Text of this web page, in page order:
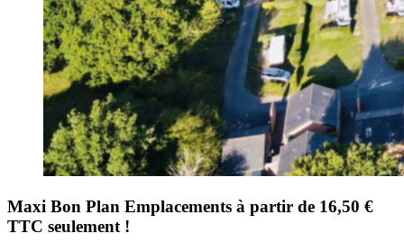
Maxi Bon Plan Emplacements à partir de 16,50 €
TTC seulement !